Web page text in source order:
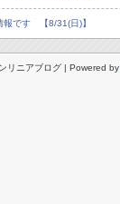
報です 【8/31(日)】
リニアブログ | Powered by